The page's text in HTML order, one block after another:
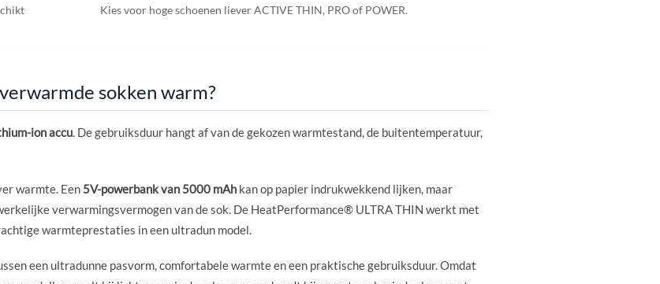
Kies voor hoge schoenen liever ACTIVE THIN, PRO of POWER.
sokken warm?
ion accu. De gebruiksduur hangt af van de gekozen warmtestand, de buitentemperatuur,
warmte. Een 5V-powerbank van 5000 mAh kan op papier indrukwekkend lijken, maar
verwarmingsvermogen van de sok. De HeatPerformance® ULTRA THIN werkt met
warmteprestaties in een ultradun model.
een ultradunne pasvorm, comfortabele warmte en een praktische gebruiksduur. Omdat